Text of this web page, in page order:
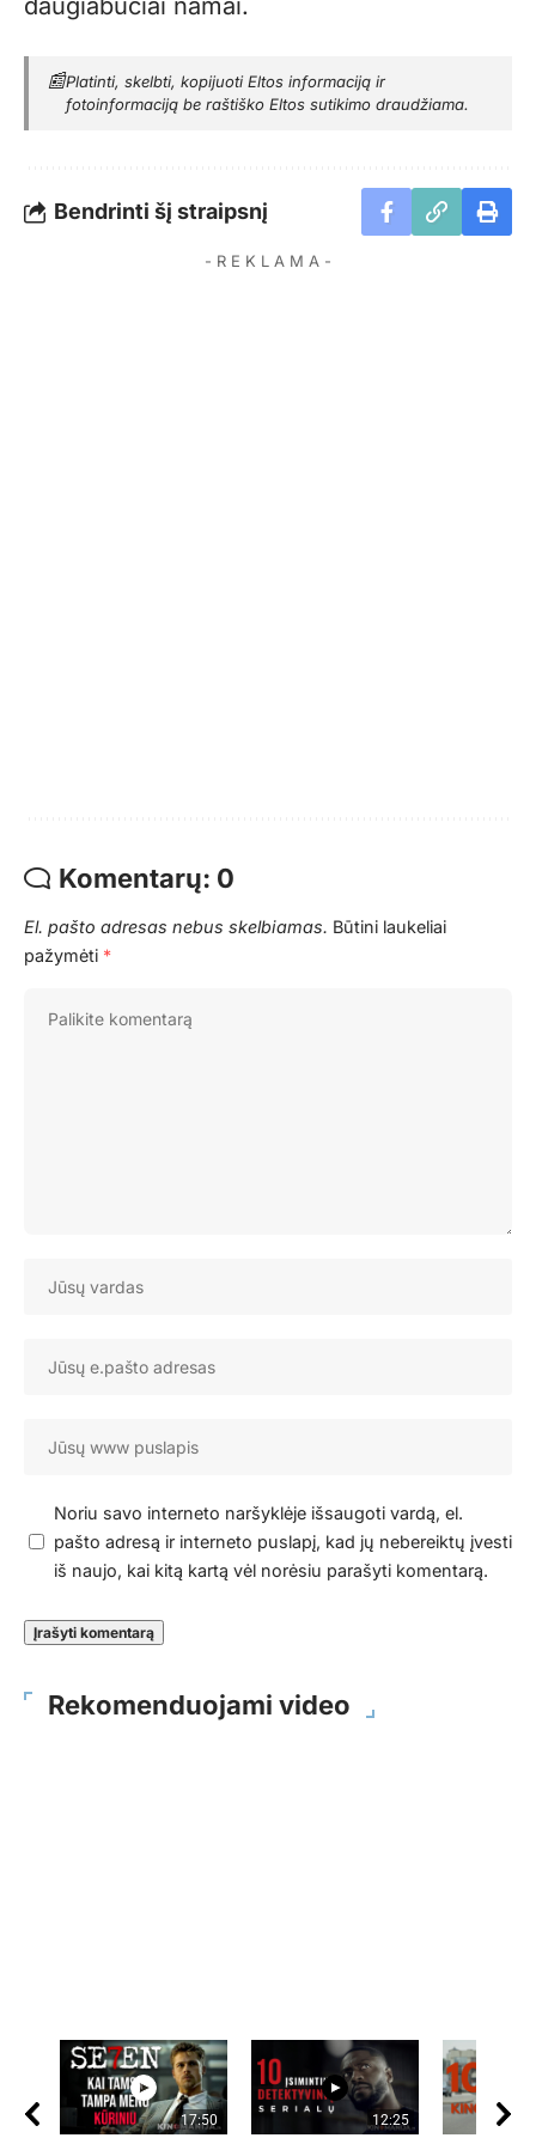
daugiabučiai namai.
📰Platinti, skelbti, kopijuoti Eltos informaciją ir
fotoinformaciją be raštiško Eltos sutikimo draudžiama.
Bendrinti šį straipsnį
- R E K L A M A -
Komentarų: 0
El. pašto adresas nebus skelbiamas. Būtini laukeliai
pažymėti *
Noriu savo interneto naršyklėje išsaugoti vardą, el.
pašto adresą ir interneto puslapį, kad jų nebereiktų įvesti
iš naujo, kai kitą kartą vėl norėsiu parašyti komentarą.
Rekomenduojami video
17:50 12:25